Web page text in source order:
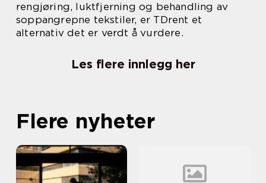
rengjøring, luktfjerning og behandling av
soppangrepne tekstiler, er TDrent et
alternativ det er verdt å vurdere.
Les flere innlegg her
Flere nyheter